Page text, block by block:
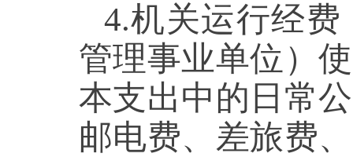
4.机关运行经
管理事业单位）
本支出中的日常
邮电费、差旅费